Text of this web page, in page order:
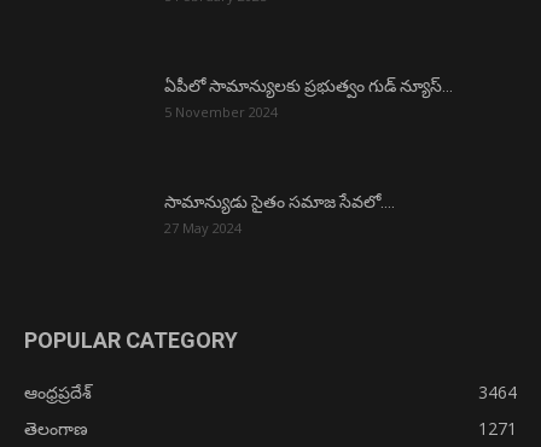
ఏపీలో సామాన్యులకు ప్రభుత్వం గుడ్ న్యూస్…
5 November 2024
సామాన్యుడు సైతం సమాజ సేవలో….
27 May 2024
POPULAR CATEGORY
ఆంధ్రప్రదేశ్
3464
తెలంగాణ
1271